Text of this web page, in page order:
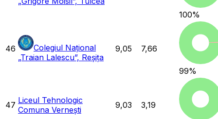
100%
46
Colegiul Național
„Traian Lalescu”, Reșița
9,05 7,66
99%
47 Liceul Tehnologic
Comuna Vernești
9,03 3,19